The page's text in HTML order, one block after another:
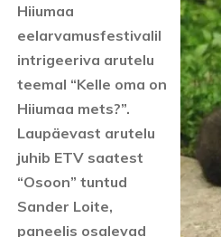
Hiiumaa
eelarvamusfestivalil
intrigeeriva arutelu
teemal “Kelle oma on
Hiiumaa mets?”.
Laupäevast arutelu
juhib ETV saatest
“Osoon” tuntud
Sander Loite,
paneelis osalevad